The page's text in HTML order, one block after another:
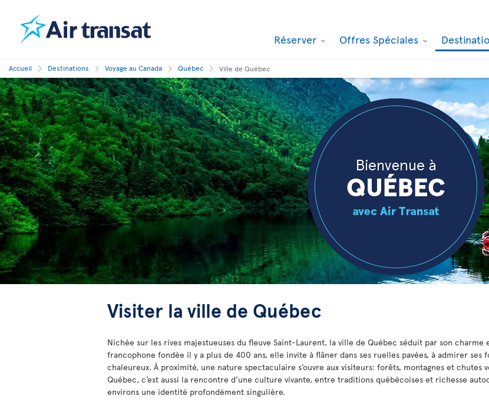
Réserver Offres Spéciales
Accueil Destinations Voyage au Canada Québec Ville de Québec
Visiter la ville de Québec
Nichée sur les rives majestueuses du fleuve Saint-Laurent, la ville de Québec séduit par son
francophone fondée il y a plus de 400 ans, elle invite à flâner dans ses ruelles pavées, à admirer
chaleureux. À proximité, une nature spectaculaire s’ouvre aux visiteurs: forêts, montagnes et
Québec, c’est aussi la rencontre d’une culture vivante, entre traditions québécoises et richesse
environs une identité profondément singulière.